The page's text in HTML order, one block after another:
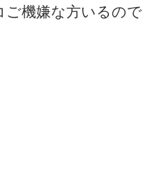
ご機嫌な方いるので